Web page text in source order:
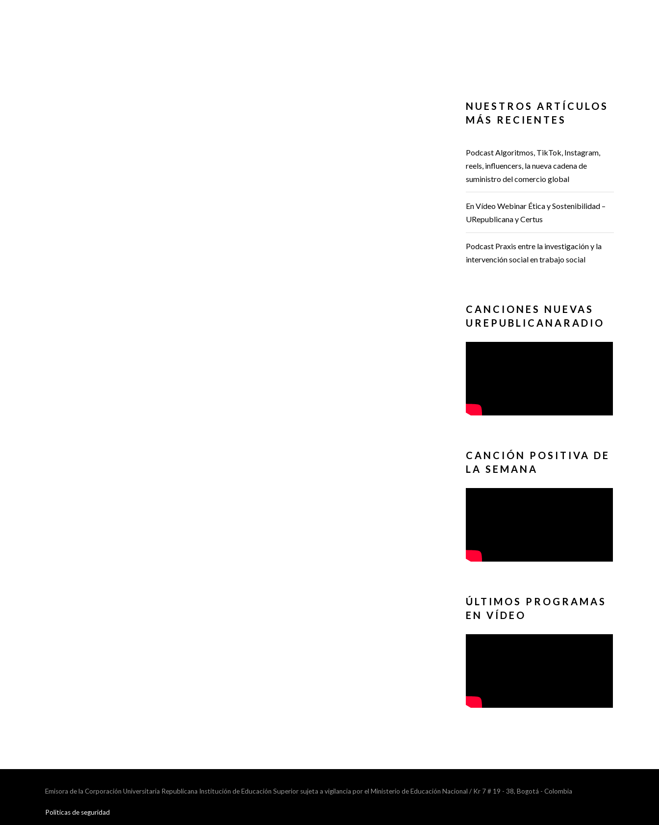
NUESTROS ARTÍCULOS
MÁS RECIENTES
Podcast Algoritmos, TikTok, Instagram,
reels, influencers, la nueva cadena de
suministro del comercio global
En Vídeo Webinar Ética y Sostenibilidad –
URepublicana y Certus
Podcast Praxis entre la investigación y la
intervención social en trabajo social
CANCIONES NUEVAS
UREPUBLICANARADIO
CANCIÓN POSITIVA DE
LA SEMANA
ÚLTIMOS PROGRAMAS
EN VÍDEO
Emisora de la Corporación Universitaria Republicana Institución de Educación Superior sujeta a vigilancia por el Ministerio de Educación Nacional / Kr 7 # 19 - 38, Bogotá - Colombia
Politicas de seguridad